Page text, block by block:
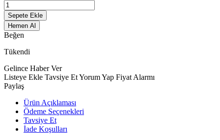
Sepete Ekle
Hemen Al
Beğen
Tükendi
Gelince Haber Ver
Listeye Ekle Tavsiye EtYorum Yap Fiyat Alarmı
Paylaş
Ürün Açıklaması
Ödeme Seçenekleri
Tavsiye Et
İade Koşulları